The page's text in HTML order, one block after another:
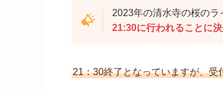
2023年の清水寺の桜のラ
21:30に行われることに決
21：30終了となっていますが、受